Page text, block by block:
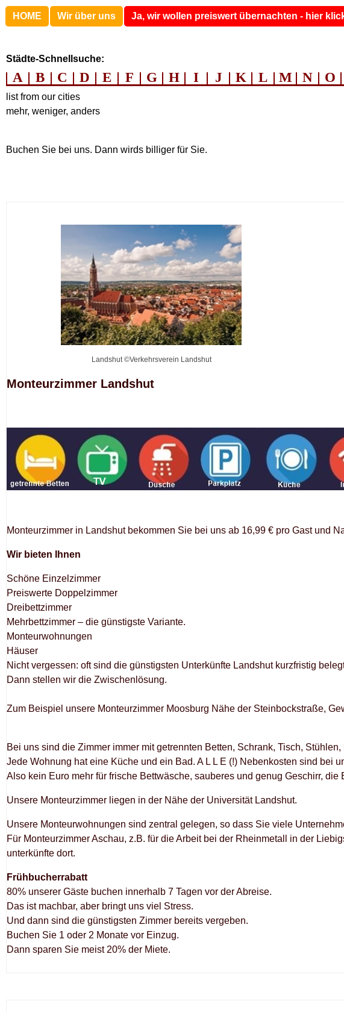
HOME Wir über uns Ja, wir wollen preiswert übernachten - hier
Städte-Schnellsuche:
A B C D E F G H I J K L M N O
list from our cities
mehr, weniger, anders
Buchen Sie bei uns. Dann wirds billiger für Sie.
Landshut ©Verkehrsverein Landshut
Monteurzimmer Landshut
Monteurzimmer in Landshut bekommen Sie bei uns ab 16,99 € pro Gast und
Wir bieten Ihnen
Schöne Einzelzimmer
Preiswerte Doppelzimmer
Dreibettzimmer
Mehrbettzimmer – die günstigste Variante.
Monteurwohnungen
Häuser
Nicht vergessen: oft sind die günstigsten Unterkünfte Landshut kurzfristig
Dann stellen wir die Zwischenlösung.
Zum Beispiel unsere Monteurzimmer Moosburg Nähe der Steinbockstraße,
Bei uns sind die Zimmer immer mit getrennten Betten, Schrank, Tisch,
Jede Wohnung hat eine Küche und ein Bad. A L L E (!) Nebenkosten sind bei
Also kein Euro mehr für frische Bettwäsche, sauberes und genug Geschirr, die
Unsere Monteurzimmer liegen in der Nähe der Universität Landshut.
Unsere Monteurwohnungen sind zentral gelegen, so dass Sie viele
Für Monteurzimmer Aschau, z.B. für die Arbeit bei der Rheinmetall in der
unterkünfte dort.
Frühbucherrabatt
80% unserer Gäste buchen innerhalb 7 Tagen vor der Abreise.
Das ist machbar, aber bringt uns viel Stress.
Und dann sind die günstigsten Zimmer bereits vergeben.
Buchen Sie 1 oder 2 Monate vor Einzug.
Dann sparen Sie meist 20% der Miete.